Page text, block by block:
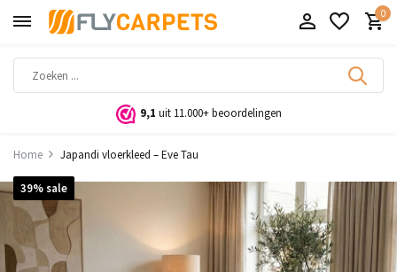
0
9,1 uit 11.000+ beoordelingen
Home Japandi vloerkleed – Eve Tau
39% sale